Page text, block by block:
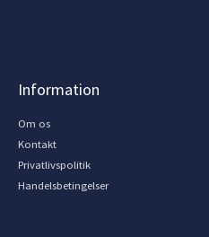
Information
Om os
Kontakt
Privatlivspolitik
Handelsbetingelser